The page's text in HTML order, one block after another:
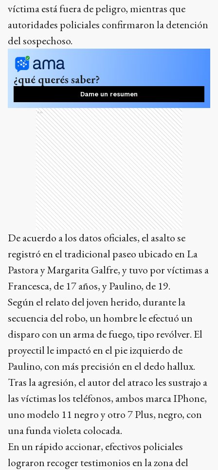
víctima está fuera de peligro, mientras que
autoridades policiales confirmaron la detención
del sospechoso.
¿qué querés saber?
Dame un resumen
Ads
De acuerdo a los datos oficiales, el asalto se
registró en el tradicional paseo ubicado en La
Pastora y Margarita Galfre, y tuvo por víctimas a
Francesca, de 17 años, y Paulino, de 19.
Según el relato del joven herido, durante la
secuencia del robo, un hombre le efectuó un
disparo con un arma de fuego, tipo revólver. El
proyectil le impactó en el pie izquierdo de
Paulino, con más precisión en el dedo hallux.
Tras la agresión, el autor del atraco les sustrajo a
las víctimas los teléfonos, ambos marca IPhone,
uno modelo 11 negro y otro 7 Plus, negro, con
una funda violeta colocada.
En un rápido accionar, efectivos policiales
lograron recoger testimonios en la zona del